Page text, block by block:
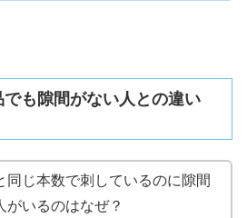
でも隙間がない人との違い
同じ本数で刺しているのに隙間
がいるのはなぜ？